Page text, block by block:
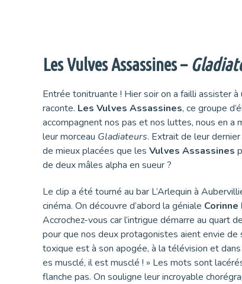
Les Vulves Assassines –
Entrée tonitruante ! Hier soir on a failli assister à
raconte. Les Vulves Assassines, ce groupe
accompagnent nos pas et nos luttes, nous en a
leur morceau Gladiateurs. Extrait de leur
de mieux placées que les Vulves Assassines
de deux mâles alpha en sueur ?
Le clip a été tourné au bar L’Arlequin à
cinéma. On découvre d’abord la géniale Corinne
Accrochez-vous car l’intrigue démarre au quart
pour que nos deux protagonistes aient envie de
toxique est à son apogée, à la télévision et
es musclé, il est musclé ! » Les mots sont
flanche pas. On souligne leur incroyable